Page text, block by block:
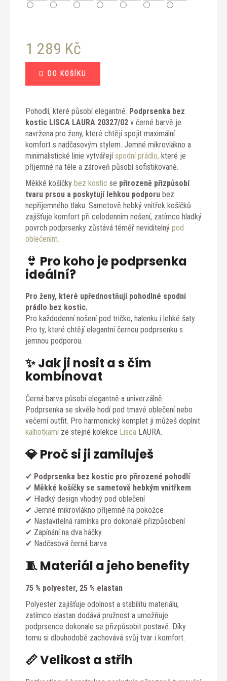
1 289 Kč
cena:
DO KOŠÍKU
Pohodlí, které působí elegantně. Podprsenka bez
kostic LISCA LAURA 20327/02 v černé barvě je
navržena pro ženy, které chtějí spojit maximální
komfort s nadčasovým stylem. Jemné mikrovlákno a
minimalistické linie vytvářejíspodní prádlo, které je
příjemné na těle a zároveň působí sofistikovaně.
Měkké košíčky bez kostic se přirozeně přizpůsobí
tvaru prsou a poskytují lehkou podporu bez
nepříjemného tlaku. Sametově hebký vnitřek košíčků
zajišťuje komfort při celodenním nošení, zatímco hladký
povrch podprsenky zůstává téměř neviditelný pod
oblečením.
👙 Pro koho je podprsenka
ideální?
Pro ženy, které upřednostňují pohodlné spodní
prádlo bez kostic.
Pro každodenní nošení pod tričko, halenku i lehké šaty.
Pro ty, které chtějí elegantní černou podprsenku s
jemnou podporou.
✨ Jak ji nosit a s čím
kombinovat
Černá barva působí elegantně a univerzálně.
Podprsenka se skvěle hodí pod tmavé oblečení nebo
večerní outfit. Pro harmonický komplet ji můžeš doplnit
kalhotkami ze stejné kolekce Lisca LAURA.
💎 Proč si ji zamiluješ
✔ Podprsenka bez kostic pro přirozené pohodlí
✔ Měkké košíčky se sametově hebkým vnitřkem
✔ Hladký design vhodný pod oblečení
✔ Jemné mikrovlákno příjemné na pokožce
✔ Nastavitelná ramínka pro dokonalé přizpůsobení
✔ Zapínání na dva háčky
✔ Nadčasová černá barva
🧵 Materiál a jeho benefity
75 % polyester, 25 % elastan
Polyester zajišťuje odolnost a stabilitu materiálu,
zatímco elastan dodává pružnost a umožňuje
podprsence dokonale se přizpůsobit postavě. Díky
tomu si dlouhodobě zachovává svůj tvar i komfort.
📏 Velikost a střih